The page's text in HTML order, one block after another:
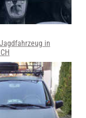
in